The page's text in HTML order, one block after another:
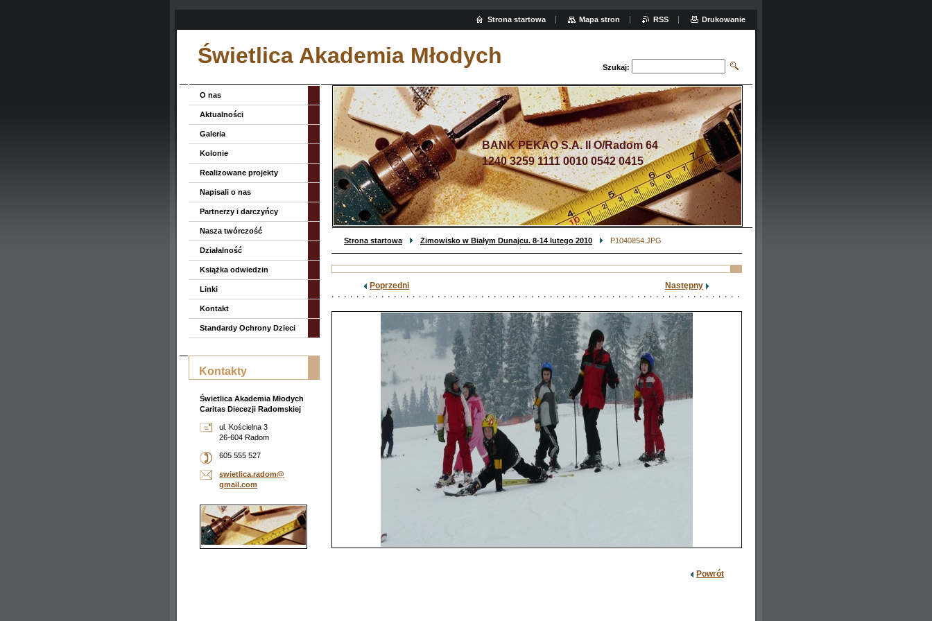
Świetlica Akademia Młodych Szukaj:
BANK PEKAO S.A. II O/Radom 64
1240 3259 1111 0010 0542 0415
Strona startowa Zimowisko w Białym Dunajcu. 8-14 lutego 2010 P1040854.JPG
Poprzedni Następny
Powrót
O nas
Aktualności
Galeria
Kolonie
Realizowane projekty
Napisali o nas
Partnerzy i darczyńcy
Nasza twórczość
Działalność
Książka odwiedzin
Linki
Kontakt
Standardy Ochrony Dzieci
Kontakty
Świetlica Akademia Młodych
Caritas Diecezji Radomskiej
ul. Kościelna 3
26-604 Radom
605 555 527
swietlica.radom@
gmail.com
Strona startowa Mapa stron RSS Drukowanie